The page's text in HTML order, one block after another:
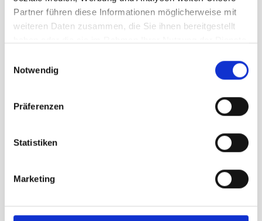
Partner führen diese Informationen möglicherweise mit
weiteren Daten zusammen, die Sie ihnen bereitgestellt
Notwendig
Präferenzen
Statistiken
Marketing
Gemeindefahne Chur
und Wappen exakt den offiziellen
Gemeindefahnen
Höchste Farbechtheit
und langlebige Farben
Fahnenmaterial
🌦Wetterfest und UV-beständig–